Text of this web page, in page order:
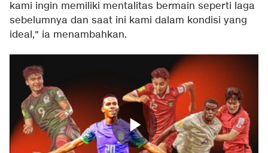
kami ingin memiliki mentalitas bermain seperti laga
sebelumnya dan saat ini kami dalam kondisi yang
ideal," ia menambahkan.